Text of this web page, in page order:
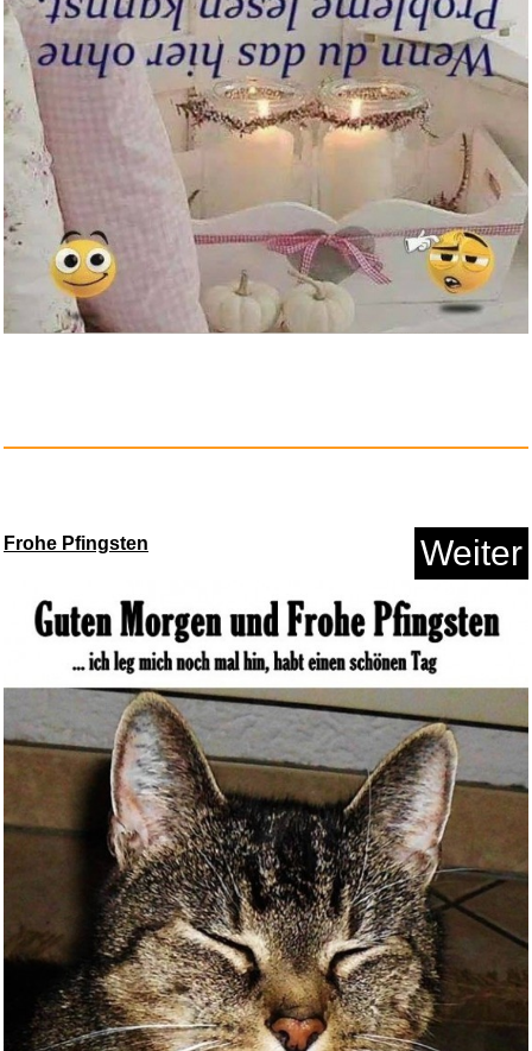
Anzeige
3M 4515 Schutzanzug, Typ 5/6,
Idiocracy: Denken und Handeln
...
Anzeige
Frohe Pfingsten Weiter